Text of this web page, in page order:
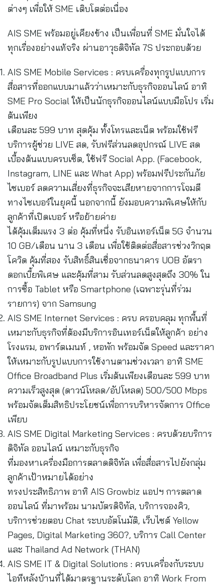
ต่างๆ เพื่อให้ SME เติบโตต่อเนื่อง
AIS SME พร้อมอยู่เคียงข้าง เป็นเพื่อนที่ SME มั่นใจได้
ทุกเรื่องอย่างแท้จริง ผ่านอาวุธดิจิทัล 7S ประกอบด้วย
AIS SME Mobile Services : ครบเครื่องทุกรูปแบบการ
สื่อสารที่ออกแบบมาแล้วว่าเหมาะกับธุรกิจออนไลน์ อาทิ
SME Pro Social ให้เป็นนักธุรกิจออนไลน์แบบมือโปร เริ่ม
ต้นเพียง
เดือนละ 599 บาท สุดคุ้ม ทั้งโทรและเน็ต พร้อมใช้ฟรี
บริการผู้ช่วย LIVE สด, รับฟรีส่วนลดอุปกรณ์ LIVE สด
เบื้องต้นแบบครบเซ็ต, ใช้ฟรี Social App. (Facebook,
Instagram, LINE และ What App) พร้อมฟรีประกันภัย
ไซเบอร์ ลดความเสี่ยงที่ธุรกิจจะเสียหายจากการโจมตี
ทางไซเบอร์ในยุคนี้ นอกจากนี้ ยังมอบความพิเศษให้กับ
ลูกค้าที่เปิดเบอร์ หรือย้ายค่าย
ได้คุ้มเต็มแรง 3 ต่อ คุ้มที่หนึ่ง รับอินเทอร์เน็ต 5G จำนวน
10 GB/เดือน นาน 3 เดือน เพื่อใช้ติดต่อสื่อสารช่วงวิกฤต
โควิด คุ้มที่สอง รับสิทธิ์สินเชื่อจากธนาคาร UOB อัตรา
ดอกเบี้ยพิเศษ และคุ้มที่สาม รับส่วนลดสูงสุดถึง 30% ใน
การซื้อ Tablet หรือ Smartphone (เฉพาะรุ่นที่ร่วม
รายการ) จาก Samsung
AIS SME Internet Services : ครบ ครอบคลุม ทุกพื้นที่
เหมาะกับธุรกิจที่ต้องมีบริการอินเทอร์เน็ตให้ลูกค้า อย่าง
โรงแรม, อพาร์ตเมนท์ , หอพัก พร้อมจัด Speed และราคา
ให้เหมาะกับรูปแบบการใช้งานตามช่วงเวลา อาทิ SME
Office Broadband Plus เริ่มต้นเพียงเดือนละ 599 บาท
ความเร็วสูงสุด (ดาวน์โหลด/อัปโหลด) 500/500 Mbps
พร้อมจัดเต็มสิทธิประโยชน์เพื่อการบริหารจัดการ Office
เพียบ
AIS SME Digital Marketing Services : ครบด้วยบริการ
ดิจิทัล ออนไลน์ เหมาะกับธุรกิจ
ที่มองหาเครื่องมือการตลาดดิจิทัล เพื่อสื่อสารไปยังกลุ่ม
ลูกค้าเป้าหมายได้อย่าง
ทรงประสิทธิภาพ อาทิ AIS Growbiz แอปฯ การตลาด
ออนไลน์ ที่มาพร้อม นามบัตรดิจิทัล, บริการจองคิว,
บริการช่วยตอบ Chat ระบบอัตโนมัติ, เว็บไซต์ Yellow
Pages, Digital Marketing 360?, บริการ Call Center
และ Thailand Ad Network (THAN)
AIS SME IT & Digital Solutions : ครบเครื่องกับระบบ
ไอทีหลังบ้านที่ได้มาตรฐานระดับโลก อาทิ Work From